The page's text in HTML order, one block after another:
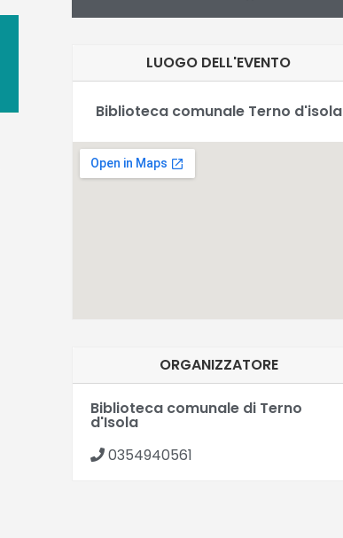
LUOGO DELL'EVENTO
Biblioteca comunale Terno d'isola
ORGANIZZATORE
Biblioteca comunale di Terno
d'Isola
0354940561